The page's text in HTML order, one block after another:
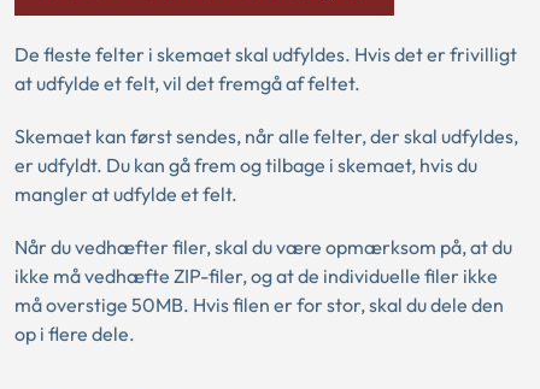
De fleste felter i skemaet skal udfyldes. Hvis det er frivilligt
at udfylde et felt, vil det fremgå af feltet.
Skemaet kan først sendes, når alle felter, der skal udfyldes,
er udfyldt. Du kan gå frem og tilbage i skemaet, hvis du
mangler at udfylde et felt.
Når du vedhæfter filer, skal du være opmærksom på, at du
ikke må vedhæfte ZIP-filer, og at de individuelle filer ikke
må overstige 50MB. Hvis filen er for stor, skal du dele den
op i flere dele.